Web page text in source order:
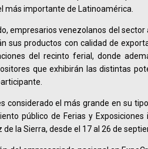
más importante de Latinoamérica.
empresarios venezolanos del
sus productos con calidad de
del recinto ferial, donde
que exhibirán las distintas
considerado el más grande en su
público de Ferias y Exposiciones
de la Sierra, desde el 17 al 26 de